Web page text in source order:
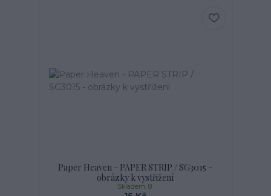
Paper Heaven - PAPER STRIP / SG3015 -
obrázky k vystřižení
Skladem: 8